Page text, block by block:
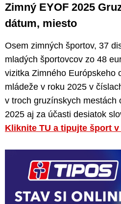
Zimný EYOF 2025
dátum, miesto
Osem zimných športov, 37
mladých športovcov zo 48
vizitka Zimného Európskeho
mládeže v roku 2025 v
v troch gruzínskych mestách
2025 aj za účasti desiatok
Kliknite TU a tipujte šport